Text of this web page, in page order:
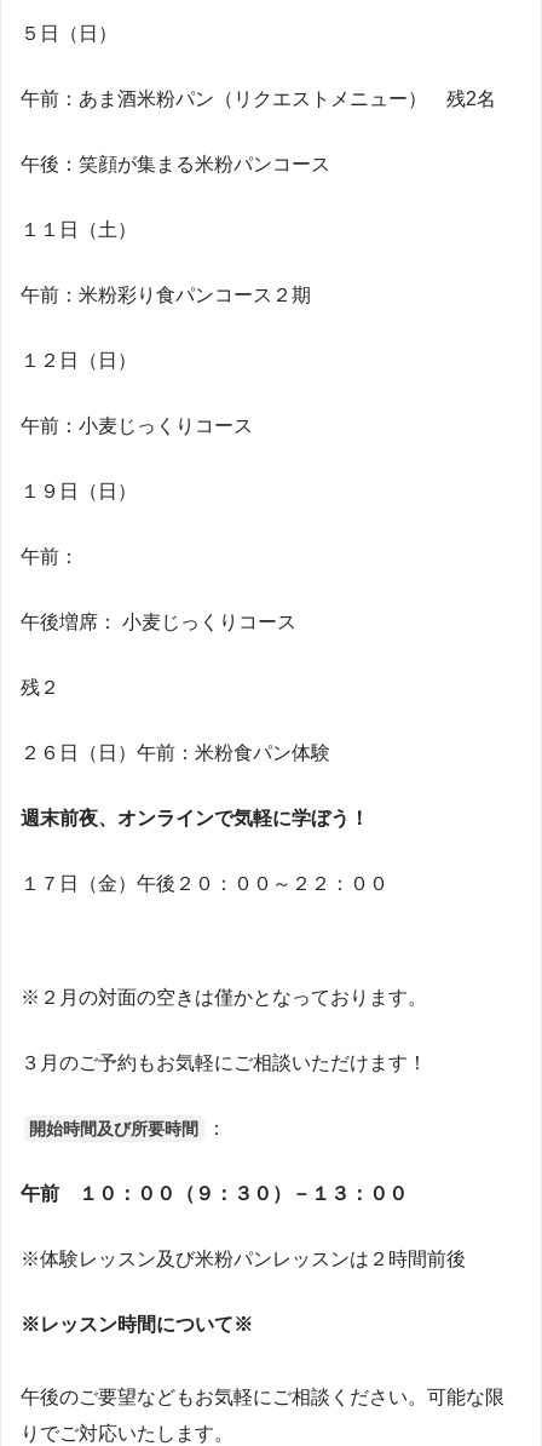
５日（日）
午前：あま酒米粉パン（リクエストメニュー） 残2名
午後：笑顔が集まる米粉パンコース
１１日（土）
午前：米粉彩り食パンコース２期
１２日（日）
午前：小麦じっくりコース
１９日（日）
午前：
午後増席： 小麦じっくりコース
残２
２６日（日）午前：米粉食パン体験
週末前夜、オンラインで気軽に学ぼう！
１７日（金）午後２０：００～２２：００
※２月の対面の空きは僅かとなっております。
３月のご予約もお気軽にご相談いただけます！
開始時間及び所要時間 ：
午前 １０：００（９：３０）－１３：００
※体験レッスン及び米粉パンレッスンは２時間前後
※レッスン時間について※
午後のご要望などもお気軽にご相談ください。可能な限
りでご対応いたします。